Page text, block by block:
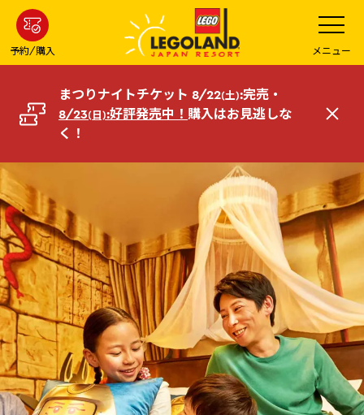
ン
コ
へ
予約/購入
メ
ニ
ュ
ー
を
開
メニュー
まつりナイトチケット 8/22(土):完売・
8/23(日):好評発売中！ 購入はお見逃しな
く！
閉